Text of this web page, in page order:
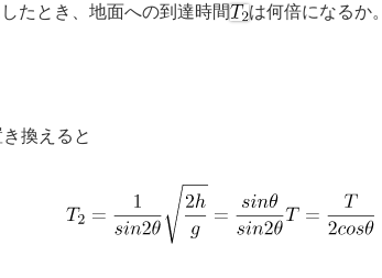
たとき、地面への到達時間
は何倍になるか。
換えると